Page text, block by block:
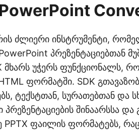
ძლიერი ინსტრუმენტი,
პრეზენტაციებთან
მხარს უჭერს ფუნქციონალს,
ფორმატში. SDK
ტექსტთან, სურათებთან და
შინაარსსა და
PPTX ფაილის ფორმატებს,